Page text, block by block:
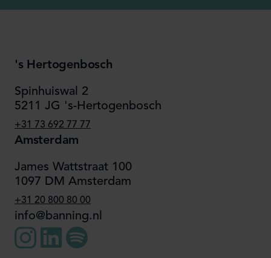
's Hertogenbosch
Spinhuiswal 2
5211 JG 's-Hertogenbosch
+31 73 692 77 77
Amsterdam
James Wattstraat 100
1097 DM Amsterdam
+31 20 800 80 00
info@banning.nl